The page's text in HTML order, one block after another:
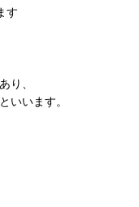
す
り、
いいます。